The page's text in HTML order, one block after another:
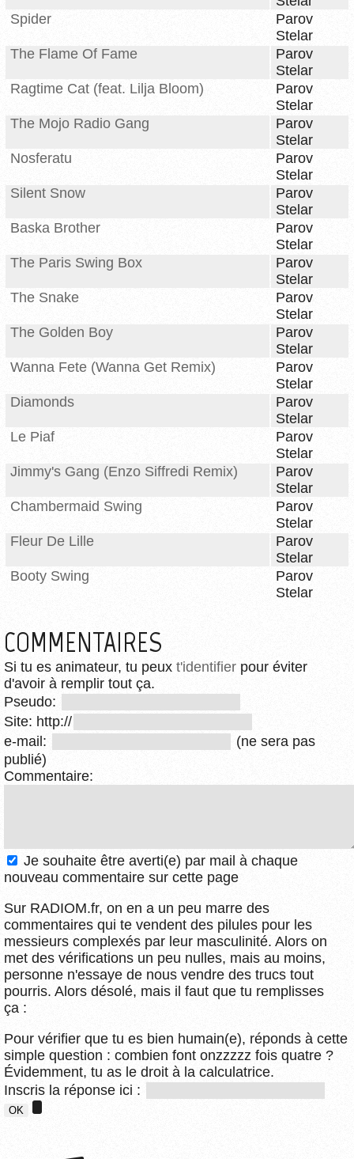
Spider
Parov
Stelar
The Flame Of Fame
Parov
Stelar
Ragtime Cat (feat. Lilja Bloom)
Parov
Stelar
The Mojo Radio Gang
Parov
Stelar
Nosferatu
Parov
Stelar
Silent Snow
Parov
Stelar
Baska Brother
Parov
Stelar
The Paris Swing Box
Parov
Stelar
The Snake
Parov
Stelar
The Golden Boy
Parov
Stelar
Wanna Fete (Wanna Get Remix)
Parov
Stelar
Diamonds
Parov
Stelar
Le Piaf
Parov
Stelar
Jimmy's Gang (Enzo Siffredi Remix)
Parov
Stelar
Chambermaid Swing
Parov
Stelar
Fleur De Lille
Parov
Stelar
Booty Swing
Parov
Stelar
COMMENTAIRES
Si tu es animateur, tu peux t'identifier pour éviter
d'avoir à remplir tout ça.
Pseudo:
Site: http://
e-mail:
(ne sera pas
publié)
Commentaire:
Je souhaite être averti(e) par mail à chaque
nouveau commentaire sur cette page
Sur RADIOM.fr, on en a un peu marre des
commentaires qui te vendent des pilules pour les
messieurs complexés par leur masculinité. Alors on
met des vérifications un peu nulles, mais au moins,
personne n'essaye de nous vendre des trucs tout
pourris. Alors désolé, mais il faut que tu remplisses
ça :
Pour vérifier que tu es bien humain(e), réponds à cette
simple question : combien font onzzzzz fois quatre ?
Évidemment, tu as le droit à la calculatrice.
Inscris la réponse ici :